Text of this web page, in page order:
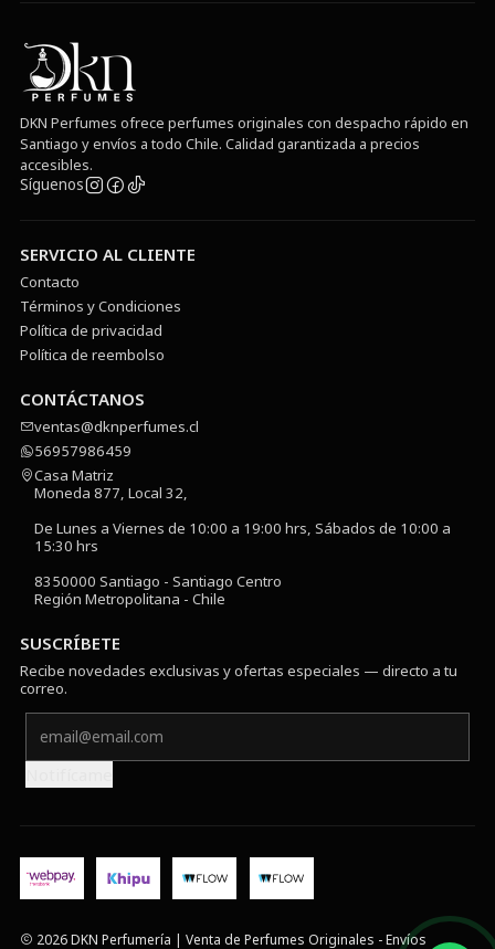
DKN Perfumes ofrece perfumes originales con despacho rápido en
Santiago y envíos a todo Chile. Calidad garantizada a precios
accesibles.
Síguenos
SERVICIO AL CLIENTE
Contacto
Términos y Condiciones
Política de privacidad
Política de reembolso
CONTÁCTANOS
ventas@dknperfumes.cl
56957986459
Casa Matriz
Moneda 877, Local 32,
De Lunes a Viernes de 10:00 a 19:00 hrs, Sábados de 10:00 a
15:30 hrs
8350000 Santiago - Santiago Centro
Región Metropolitana - Chile
SUSCRÍBETE
Recibe novedades exclusivas y ofertas especiales — directo a tu
correo.
2026 DKN Perfumería | Venta de Perfumes Originales - Envíos